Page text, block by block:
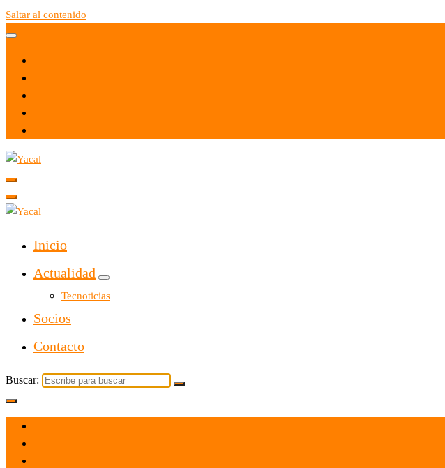
Saltar al contenido
Yacal micro hosting
Inicio
Actualidad
Tecnoticias
Socios
Contacto
Buscar: